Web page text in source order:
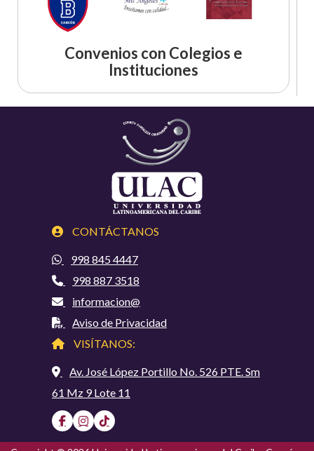
Convenios con Colegios e
Instituciones
CONTÁCTANOS
998 845 4447
998 887 3518
informacion@
Aviso de Privacidad
VISÍTANOS:
Av. José López Portillo No. 526 PTE. Sm
61 Mz 9 Lote 11